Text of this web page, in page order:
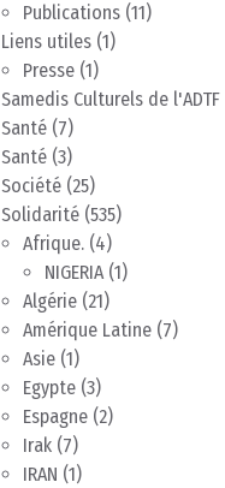
Publications (11)
Liens utiles (1)
Presse (1)
Samedis Culturels de l'ADTF
Santé (7)
Santé (3)
Société (25)
Solidarité (535)
Afrique. (4)
NIGERIA(1)
Algérie (21)
Amérique Latine (7)
Asie (1)
Egypte (3)
Espagne (2)
Irak (7)
IRAN (1)